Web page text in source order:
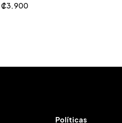
₡3, 900
Políticas